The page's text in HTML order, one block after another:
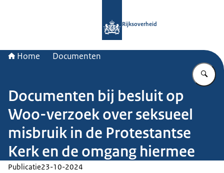
Rijksoverheid
Home Documenten
Documenten bij besluit op
Woo-verzoek over seksueel
misbruik in de Protestantse
Kerk en de omgang hiermee
Publicatie23-10-2024